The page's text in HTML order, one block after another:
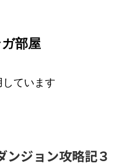
部屋
ています
ンジョン攻略記３